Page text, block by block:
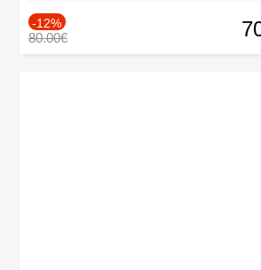
-12%
80.00€